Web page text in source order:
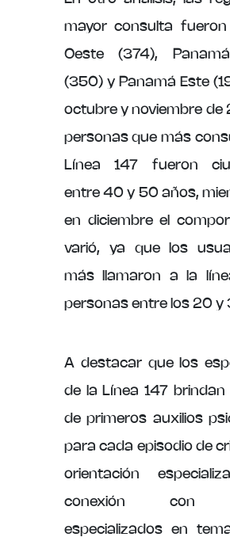
mayor consulta fueron
Oeste (374),
(350) y Panamá Este
octubre y noviembre de
personas que más
Línea 147 fueron
entre 40 y 50 años,
en diciembre el
varió, ya que los
más llamaron a la
personas entre los 20 y
A destacar que los
de la Línea 147 brindan
de primeros auxilios
para cada episodio de
orientación
conexión con
especializados en